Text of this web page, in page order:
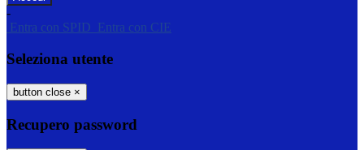
-
Entra con SPID
Entra con CIE
Seleziona utente
button close ×
Recupero password